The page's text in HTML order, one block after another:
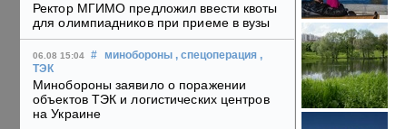
Ректор МГИМО предложил ввести квоты
для олимпиадников при приеме в вузы
06.08 15:04 # минобороны , спецоперация ,
ТЭК
Минобороны заявило о поражении
объектов ТЭК и логистических центров
на Украине